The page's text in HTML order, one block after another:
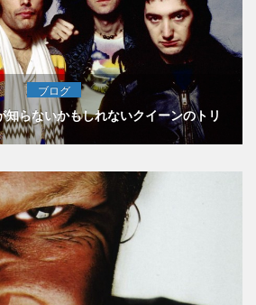
ブログ
知らないかもしれないクイーンのトリ